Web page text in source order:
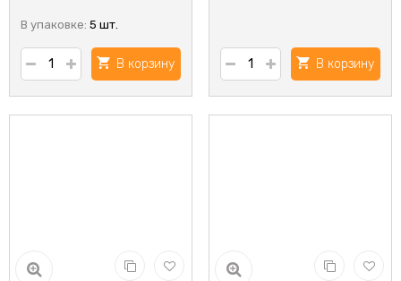
В упаковке: 5 шт.
В корзину В корзину